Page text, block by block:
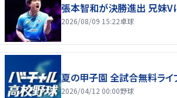
張本智和が決勝進出 兄妹V
2026/08/09 15:22卓球
夏の甲子園 全試合無料ライ
2026/04/12 00:00野球